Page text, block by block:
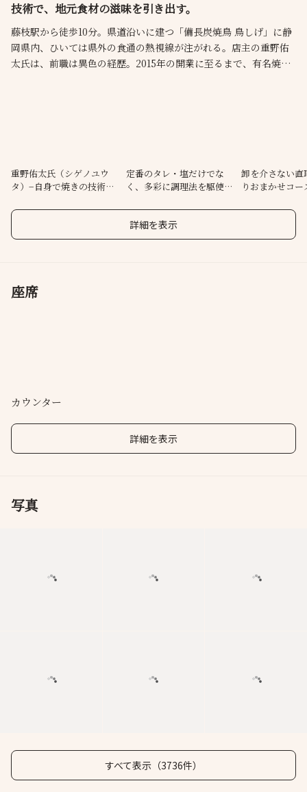
技術で、地元食材の滋味を引き出す。
藤枝駅から徒歩10分。県道沿いに建つ「備長炭焼鳥 鳥しげ」に静
岡県内、ひいては県外の食通の熱視線が注がれる。店主の重野佑
太氏は、前職は異色の経歴。2015年の開業に至るまで、有名焼鳥
重野佑太氏（シゲノユウ
タ）−自身で焼きの技術を
定番のタレ・塩だけでな
く、多彩に調理法を駆使す
卸を介さない直
りおまかせコ
詳細を表示
座席
カウンター
詳細を表示
写真
すべて表示（3736件）